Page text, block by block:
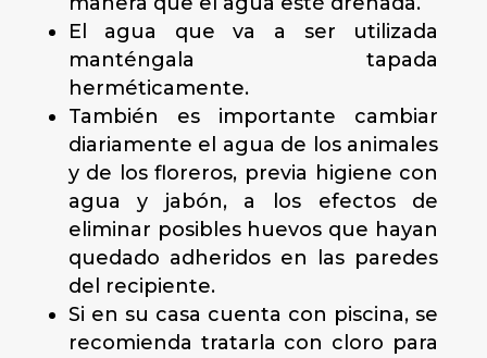
El agua que va a ser utilizada
manténgala tapada
herméticamente.
También es importante cambiar
diariamente el agua de los animales
y de los floreros, previa higiene con
agua y jabón, a los efectos de
eliminar posibles huevos que hayan
quedado adheridos en las paredes
del recipiente.
Si en su casa cuenta con piscina, se
recomienda tratarla con cloro para